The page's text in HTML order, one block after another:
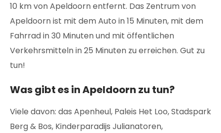
10 km von Apeldoorn entfernt. Das Zentrum von
Apeldoorn ist mit dem Auto in 15 Minuten, mit dem
Fahrrad in 30 Minuten und mit öffentlichen
Verkehrsmitteln in 25 Minuten zu erreichen. Gut zu
tun!
Was gibt es in Apeldoorn zu tun?
Viele davon: das Apenheul, Paleis Het Loo, Stadspark
Berg & Bos, Kinderparadijs Julianatoren,